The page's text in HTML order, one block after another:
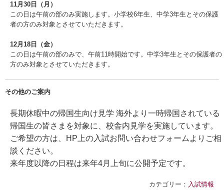
11月30日（月）
この日は午前の部のみ実施します。小学校6年生、中学3年生とその保護
者の方のみ対象とさせていただきます。
12月18日（金）
この日は午前の部のみで、午前11時開始です。中学3年生とその保護者の
方のみ対象とさせていただきます。
その他のご案内
長期休暇中の帰国生向け見学 海外より一時帰国されている
帰国生の皆さまを対象に、校舎内見学を実施しています。
ご希望の方は、HP上の入試お問い合わせフォームよりご相
談ください。
来年度以降の日程は来年4月上旬に公開予定です。
カテゴリー： 入試情報